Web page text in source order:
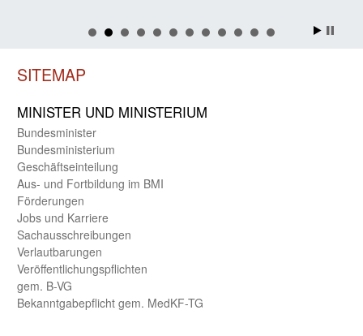
SITEMAP
MINISTER UND MINIST­ERIUM
Bundes­minister
Bundes­ministerium
Geschäfts­einteilung
Aus- und Fortbildung im BMI
Förderungen
Jobs und Karriere
Sachaus­schreibungen
Verlautbarungen
Veröffentlichungspflichten
gem. B-VG
Bekanntgabepflicht gem. MedKF-TG